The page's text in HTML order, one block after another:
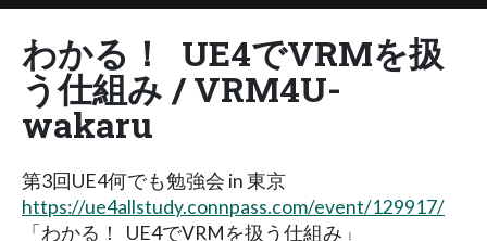
わかる！ ​ UE4でVRMを扱
う仕組み​ / VRM4U-
wakaru
第3回UE4何でも勉強会 in 東京
https://ue4allstudy.connpass.com/event/129917/
「わかる！ ​ UE4でVRMを扱う仕組み​」